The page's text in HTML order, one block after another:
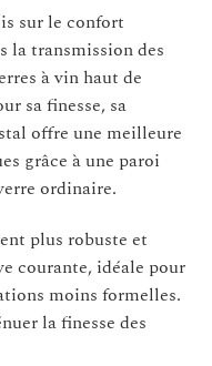
sur le confort
la transmission des
à vin haut de
sa finesse, sa
offre une meilleure
grâce à une paroi
ordinaire.
plus robuste et
courante, idéale pour
moins formelles.
la finesse des